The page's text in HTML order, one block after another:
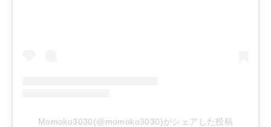
Momoko3030(@momoko3030)がシェアした投稿